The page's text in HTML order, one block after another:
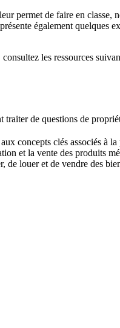
permet de faire en classe,
également quelques
les ressources
traiter de questions de
concepts clés associés à
et la vente des produits
de louer et de vendre des